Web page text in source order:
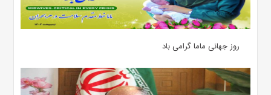
روز جهانی ماما گرامی باد